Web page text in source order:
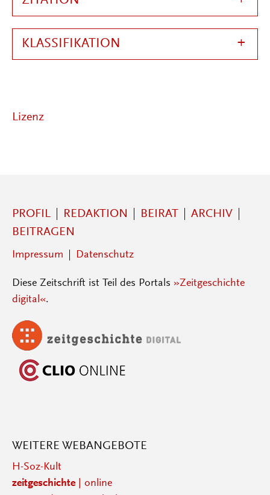
KLASSIFIKATION
Lizenz
PROFIL REDAKTION BEIRAT
ARCHIV
BEITRAGEN
Impressum Datenschutz
Diese Zeitschrift ist Teil des Portals »Zeitgeschichte
digital«.
WEITERE WEBANGEBOTE
H-Soz-Kult
zeitgeschichte| online